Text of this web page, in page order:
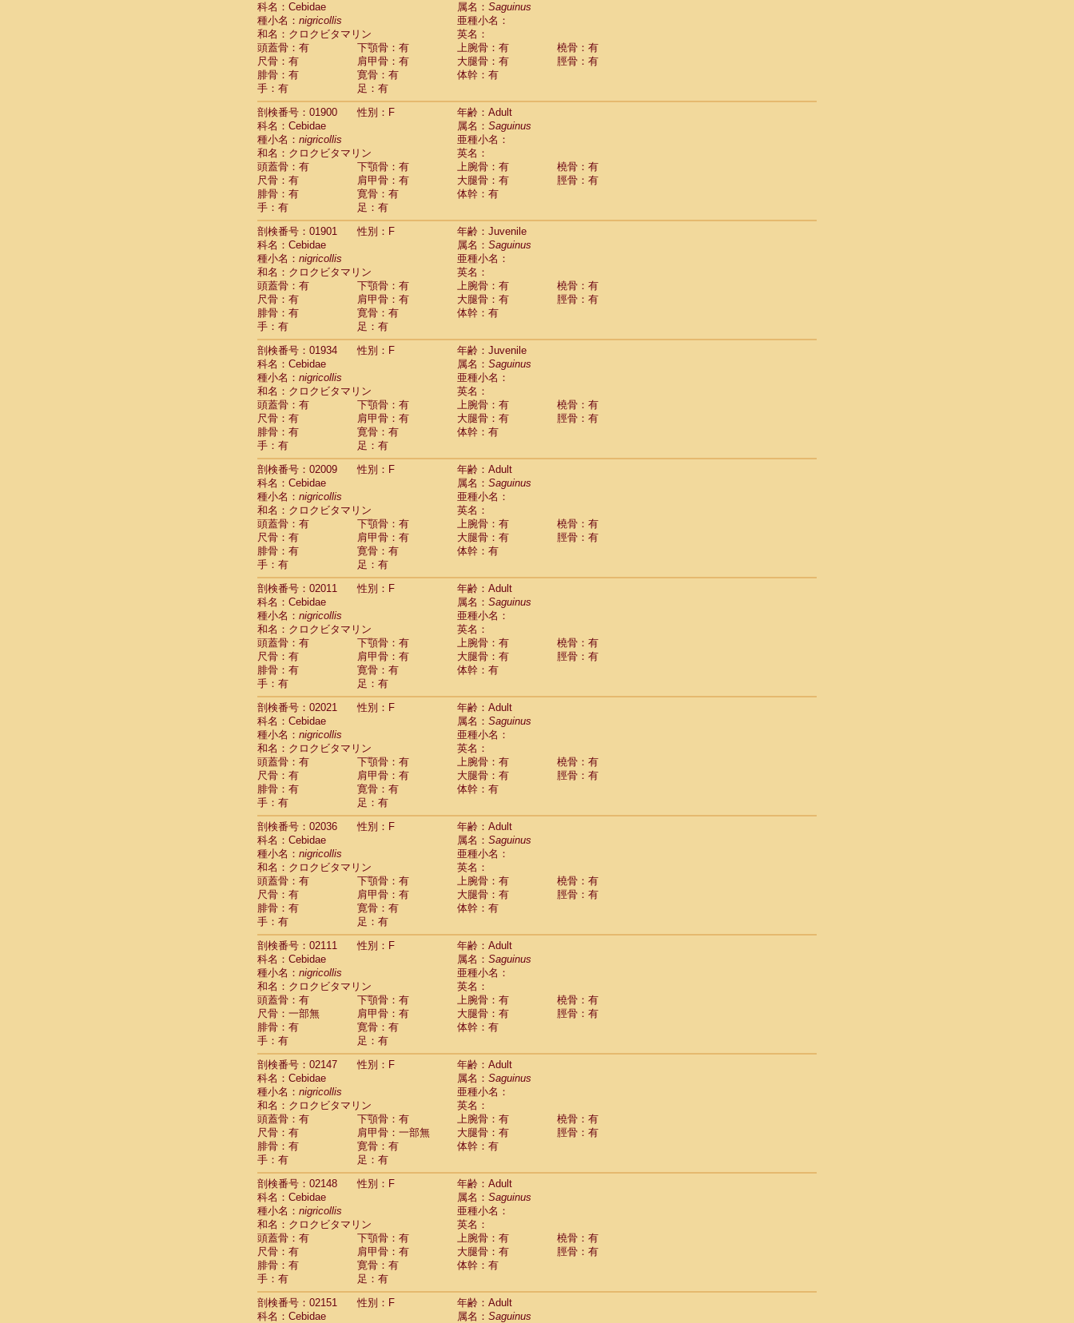
Cebidae
CebidaeSaguinus mystax
CebidaeSaguinus nigricollis (22)
Cebidae Saguinus oedipus
Cebidae Saguinus weddelli
Cebidae Saguinusspp.
Cebidae Aotus trivirgatus
Cebidae Cebus albifrons
Cebidae
CebidaeCebus capucinus
CebidaeCebus nigrivittatus
Cebidae Cebusspp.(0)
Cebidae Saimiri boliviensis
Cebidae Saimiri sciureus
Atelidae Alouatta caraya
AtelidaeAlouatta fusca
AtelidaeAlouatta seniculus
Atelidae
AtelidaeAteles belzebuth
Atelidae Ateles geoffroyi
Atelidae Ateles paniscus
Atelidae Atelesspp.
Atelidae Lagothrix lagothricha
AtelidaeLagothrix lagothricha cana(0)
Pitheciidae Cacajao calvus rubicundus(0)
Pitheciidae Callicebus cupreus(2)
Pitheciidae Callicebus donacophilus(0)
PitheciidaeCallicebus moloch(0)
Pitheciidae Callicebus torquatus(0)
Pitheciidae Callicebus
Pitheciidae Chiropotes satanas
Pitheciidae Pithecia monachus
Pitheciidae Pithecia pithecia (0)
Cercopithecidae Cercocebus agilis (0)
Cercopithecidae Cercocebus galeritus chrysogaster
Cercopithecidae Cercocebus torquatus atys
CercopithecidaeCercocebus torquatus lunulatus(1)
CercopithecidaeCercocebus torquatus torquatus(0)
CercopithecidaeCercocebus hybrid(2)
CercopithecidaeCercocebus
CercopithecidaeLophocebus albigena(0)
Cercopithecidae (0)
Cercopithecidae Papio cynocephalus (7)
Cercopithecidae Papio hamadryas(1)
CercopithecidaePapio papio
CercopithecidaePapio
CercopithecidaeMandrillus leucophaeus
CercopithecidaeMandrillus sphinx
CercopithecidaeTheropithecus gelada(0)
CercopithecidaeMacaca arctoides(3)
Cercopithecidae Macaca assamensis(1)
Cercopithecidae Macaca brunnescens
CercopithecidaeMacaca cyclopis (17)
CercopithecidaeMacaca fascicularis (310)
CercopithecidaeMacaca fuscaca fuscata
CercopithecidaeMacaca fuscata yakui
CercopithecidaeMacaca fuscatahybrid(1)
CercopithecidaeMacaca maura(3)
Cercopithecidae Macaca mulatta(56)
Cercopithecidae Macaca nemestrina(3)
Cercopithecidae Macaca nigra(0)
CercopithecidaeMacaca radiata(27)
CercopithecidaeMacaca silenus(0)
CercopithecidaeMacaca sinica (1)
CercopithecidaeMacaca sylvanus
CercopithecidaeMacaca thibetana (0)
Cercopithecidae Macaca tonkeana (0)
Cercopithecidae hybrid(1)
Cercopithecidae (0)
CercopithecidaeAllenopithecus nigroviridis
CercopithecidaeCercopithecus ascanius
CercopithecidaeCercopithecus ascanius schmidti
CercopithecidaeCercopithecus cephus
CercopithecidaeCercopithecus diana (0)
CercopithecidaeCercopithecus hamlyni(0)
Cercopithecidae Cercopithecus lhoesti
Cercopithecidae Cercopithecus mitis
CercopithecidaeCercopithecus mitis doggetti
CercopithecidaeCercopithecus mitis albogularis(0)
CercopithecidaeCercopithecus mona
CercopithecidaeCercopithecus neglectus
CercopithecidaeCercopithecus nigroviridis(0)
CercopithecidaeCercopithecus petaurista buettikoferi
Cercopithecidae Cercopithecusspp.(0)
Cercopithecidae Chlorocebus aethiops
CercopithecidaeChlorocebus pygerythrus cynosuros (0)
CercopithecidaeErythrocebus patas (30)
CercopithecidaeMiopithecus talapoin
CercopithecidaeCercopithecinae spp.
CercopithecidaeColobus angolensis
CercopithecidaeColobus guereza (0)
Cercopithecidae Colobus polykomos(0)
科名：Cebidae
属名： Saguinus
種小名： nigricollis
亜種小名：
和名：クロクビタマリン
英名：
頭蓋骨：有
下顎骨：有 上腕骨：有
橈骨：有
尺骨：有
肩甲骨：有 大腿骨：有
脛骨：有
腓骨：有
寛骨：有
体幹：有
手：有
足：有
剖検番号：01900
性別：F
年齢：Adult
科名：Cebidae
属名： Saguinus
種小名： nigricollis
亜種小名：
和名：クロクビタマリン
英名：
頭蓋骨：有
下顎骨：有 上腕骨：有
橈骨：有
尺骨：有
肩甲骨：有 大腿骨：有
脛骨：有
腓骨：有
寛骨：有
体幹：有
手：有
足：有
剖検番号：01901
性別：F
年齢：Juvenile
科名：Cebidae
属名： Saguinus
種小名： nigricollis
亜種小名：
和名：クロクビタマリン
英名：
頭蓋骨：有
下顎骨：有 上腕骨：有
橈骨：有
尺骨：有
肩甲骨：有 大腿骨：有
脛骨：有
腓骨：有
寛骨：有
体幹：有
手：有
足：有
剖検番号：01934
性別：F
年齢：Juvenile
科名：Cebidae
属名： Saguinus
種小名： nigricollis
亜種小名：
和名：クロクビタマリン
英名：
頭蓋骨：有
下顎骨：有 上腕骨：有
橈骨：有
尺骨：有
肩甲骨：有 大腿骨：有
脛骨：有
腓骨：有
寛骨：有
体幹：有
手：有
足：有
剖検番号：02009
性別：F
年齢：Adult
科名：Cebidae
属名： Saguinus
種小名： nigricollis
亜種小名：
和名：クロクビタマリン
英名：
頭蓋骨：有
下顎骨：有 上腕骨：有
橈骨：有
尺骨：有
肩甲骨：有 大腿骨：有
脛骨：有
腓骨：有
寛骨：有
体幹：有
手：有
足：有
剖検番号：02011
性別：F
年齢：Adult
科名：Cebidae
属名： Saguinus
種小名： nigricollis
亜種小名：
和名：クロクビタマリン
英名：
頭蓋骨：有
下顎骨：有 上腕骨：有
橈骨：有
尺骨：有
肩甲骨：有 大腿骨：有
脛骨：有
腓骨：有
寛骨：有
体幹：有
手：有
足：有
剖検番号：02021
性別：F
年齢：Adult
科名：Cebidae
属名： Saguinus
種小名： nigricollis
亜種小名：
和名：クロクビタマリン
英名：
頭蓋骨：有
下顎骨：有 上腕骨：有
橈骨：有
尺骨：有
肩甲骨：有 大腿骨：有
脛骨：有
腓骨：有
寛骨：有
体幹：有
手：有
足：有
剖検番号：02036
性別：F
年齢：Adult
科名：Cebidae
属名： Saguinus
種小名： nigricollis
亜種小名：
和名：クロクビタマリン
英名：
頭蓋骨：有
下顎骨：有 上腕骨：有
橈骨：有
尺骨：有
肩甲骨：有 大腿骨：有
脛骨：有
腓骨：有
寛骨：有
体幹：有
手：有
足：有
剖検番号：02111
性別：F
年齢：Adult
科名：Cebidae
属名： Saguinus
種小名： nigricollis
亜種小名：
和名：クロクビタマリン
英名：
頭蓋骨：有
下顎骨：有 上腕骨：有
橈骨：有
尺骨：一部無
肩甲骨：有 大腿骨：有
脛骨：有
腓骨：有
寛骨：有
体幹：有
手：有
足：有
剖検番号：02147
性別：F
年齢：Adult
科名：Cebidae
属名： Saguinus
種小名： nigricollis
亜種小名：
和名：クロクビタマリン
英名：
頭蓋骨：有
下顎骨：有 上腕骨：有
橈骨：有
尺骨：有
肩甲骨：一部無 大腿骨：有
脛骨：有
腓骨：有
寛骨：有
体幹：有
手：有
足：有
剖検番号：02148
性別：F
年齢：Adult
科名：Cebidae
属名： Saguinus
種小名： nigricollis
亜種小名：
和名：クロクビタマリン
英名：
頭蓋骨：有
下顎骨：有 上腕骨：有
橈骨：有
尺骨：有
肩甲骨：有 大腿骨：有
脛骨：有
腓骨：有
寛骨：有
体幹：有
手：有
足：有
剖検番号：02151
性別：F
年齢：Adult
科名：Cebidae
属名： Saguinus